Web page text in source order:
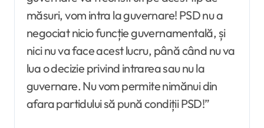
măsuri, vom intra la guvernare! PSD nu a
negociat nicio funcție guvernamentală, și
nici nu va face acest lucru, până când nu va
lua o decizie privind intrarea sau nu la
guvernare. Nu vom permite nimănui din
afara partidului să pună condiții PSD!”